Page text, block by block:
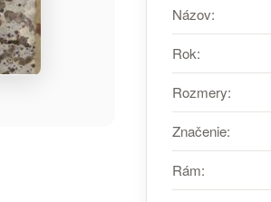
Názov:
Rok:
Rozmery:
Značenie:
Rám: